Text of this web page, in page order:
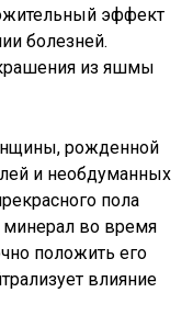
эффект
болезней.
из яшмы
рожденной
и необдуманных
пола
минерал во время
положить его
влияние